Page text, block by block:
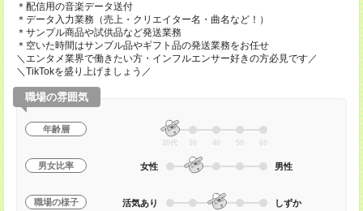
＊配信用の音楽データ送付
＊データ入力業務（売上・クリエイター名・曲名など！）
＊サンプル商品や試供品など発送業務
＊空いた時間はサンプル品やギフト品の発送業務をお任せ
＼エンタメ業界で働きたい方・インフルエンサー好きの方必見です／
＼TikTokを盛り上げましょう／
職場の雰囲気
年齢層
20代 30 40 50 60
男女比率 女性 男性
職場の様子 活気あり しずか